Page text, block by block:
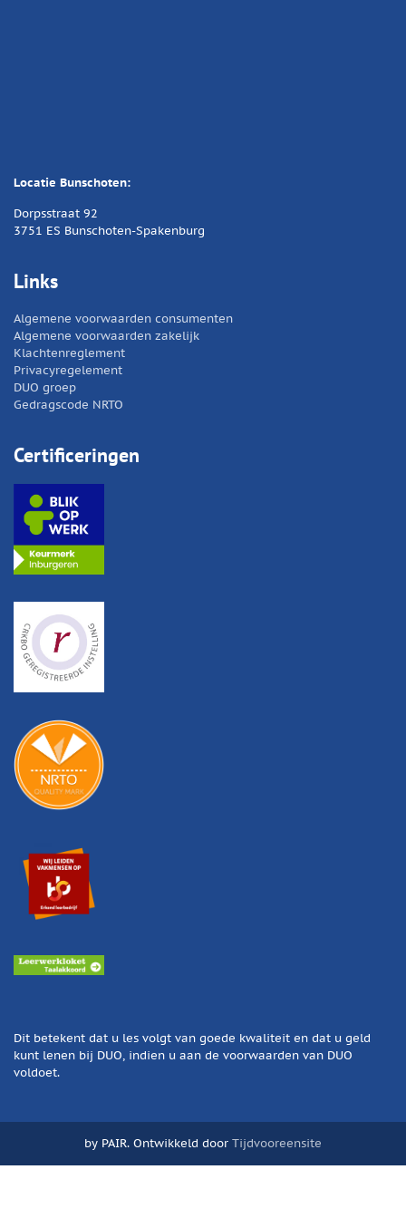
Locatie Bunschoten:
Dorpsstraat 92
3751 ES Bunschoten-Spakenburg
Links
Algemene voorwaarden consumenten
Algemene voorwaarden zakelijk
Klachtenreglement
Privacyregelement
DUO groep
Gedragscode NRTO
Certificeringen
Dit betekent dat u les volgt van goede kwaliteit en dat u geld
kunt lenen bij DUO, indien u aan de voorwaarden van DUO
voldoet.
by PAIR. Ontwikkeld door Tijdvooreensite